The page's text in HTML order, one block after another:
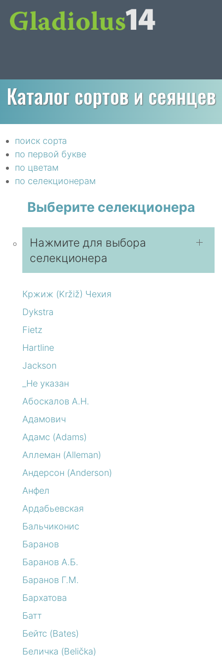
Каталог сортов и сеянцев
поиск сорта
по первой букве
по цветам
по селекционерам
Выберите селекционера
Нажмите для выбора
селекционера
Кржиж (Kržiž) Чехия
Dykstra
Fietz
Hartline
Jackson
_Не указан
Абоскалов А.Н.
Адамович
Адамс (Adams)
Аллеман (Alleman)
Андерсон (Anderson)
Анфел
Ардабьевская
Бальчиконис
Баранов
Баранов А.Б.
Баранов Г.М.
Бархатова
Батт
Бейтс (Bates)
Беличка (Belička)